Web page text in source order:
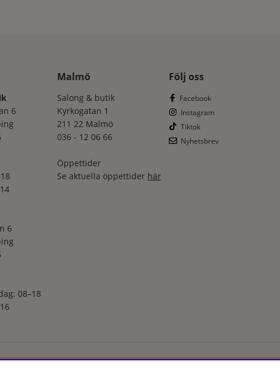
6
6
08–18
Malmö
Salong & butik
Kyrkogatan 1
211 22 Malmö
036 - 12 06 66
Öppettider
Se aktuella öppettider här
Följ oss
Facebook
Instagram
Tiktok
Nyhetsbrev